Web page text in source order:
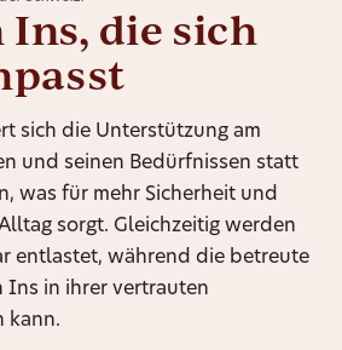
Ins, die sich
sich die Unterstützung am
und seinen Bedürfnissen statt
was für mehr Sicherheit und
sorgt. Gleichzeitig werden
entlastet, während die betreute
Ins in ihrer vertrauten
kann.